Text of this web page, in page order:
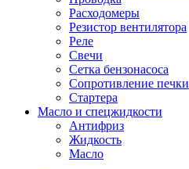
Расходомеры
Резистор вентилятора
Реле
Свечи
Сетка бензонасоса
Сопротивление печки
Стартера
Масло и спецжидкости
Антифриз
Жидкость
Масло